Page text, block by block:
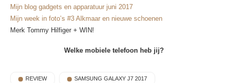
Mijn blog gadgets en apparatuur juni 2017
Mijn week in foto’s #3 Alkmaar en nieuwe schoenen
Merk Tommy Hilfiger + WIN!
Welke mobiele telefoon heb jij?
REVIEW SAMSUNG GALAXY J7 2017